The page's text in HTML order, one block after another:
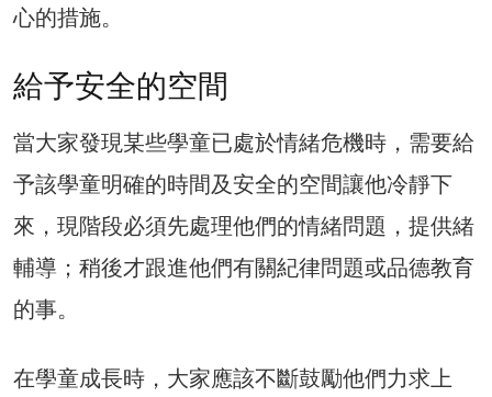
心的措施。
給予安全的空間
當大家發現某些學童已處於情緒危機時，需要給
予該學童明確的時間及安全的空間讓他冷靜下
來，現階段必須先處理他們的情緒問題，提供緒
輔導；稍後才跟進他們有關紀律問題或品德教育
的事。
在學童成長時，大家應該不斷鼓勵他們力求上